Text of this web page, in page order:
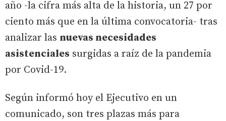
año -la cifra más alta de la historia, un 27 por
ciento más que en la última convocatoria- tras
analizar las nuevas necesidades
asistenciales surgidas a raíz de la pandemia
por Covid-19.
Según informó hoy el Ejecutivo en un
comunicado, son tres plazas más para